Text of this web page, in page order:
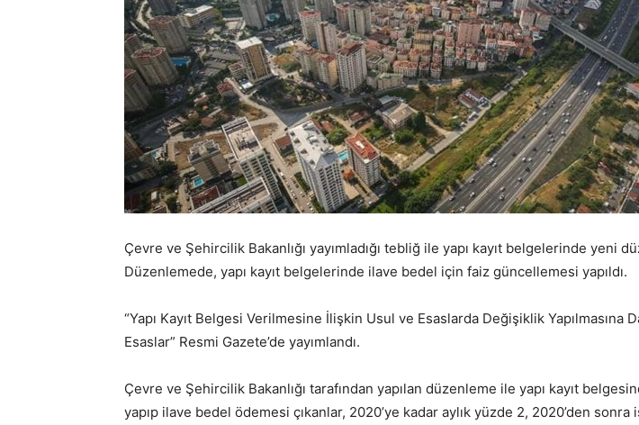
Çevre ve Şehircilik Bakanlığı yayımladığı tebliğ ile yapı kayıt belgelerinde yeni
Düzenlemede, yapı kayıt belgelerinde ilave bedel için faiz güncellemesi yapıldı.
“Yapı Kayıt Belgesi Verilmesine İlişkin Usul ve Esaslarda Değişiklik Yapılmasına
Esaslar” Resmi Gazete’de yayımlandı.
Çevre ve Şehircilik Bakanlığı tarafından yapılan düzenleme ile yapı kayıt
yapıp ilave bedel ödemesi çıkanlar, 2020’ye kadar aylık yüzde 2, 2020’den sonra